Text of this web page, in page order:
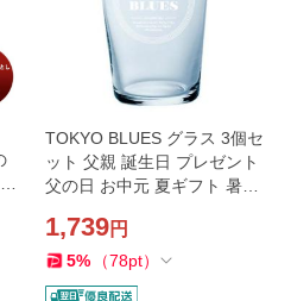
TOKYO BLUES グラス 3個セ
ット 父親 誕生日 プレゼント
父の日 お中元 夏ギフト 暑中
1,739円
5% （78pt）